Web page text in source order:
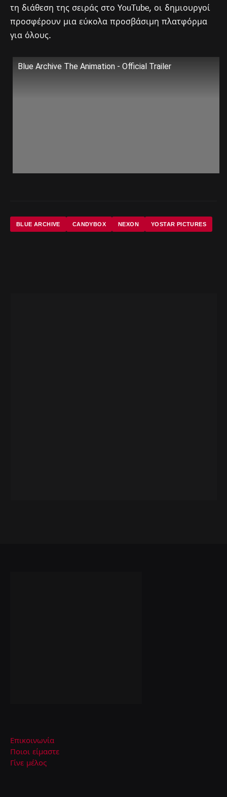
τη διάθεση της σειράς στο YouTube, οι δημιουργοί
προσφέρουν μια εύκολα προσβάσιμη πλατφόρμα
για όλους.
Blue Archive The Animation - Official Trailer
BLUE ARCHIVE CANDYBOX NEXON YOSTAR PICTURES
Επικοινωνία
Ποιοι είμαστε
Γίνε μέλος